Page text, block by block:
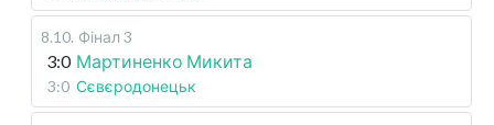
8.10. Фінал 3
3:0 Мартиненко Микита
3:0 Сєвєродонецьк